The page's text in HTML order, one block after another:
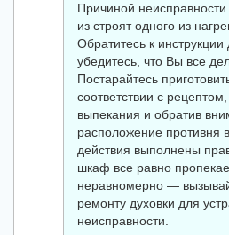
Причиной
из строят одного из
Обратитесь к инструкции
убедитесь, что Вы все
Постарайтесь
соответствии с
выпекания и обратив
расположение противня
действия выполнены
шкаф все равно
неравномерно —
ремонту духовки для
неисправности.